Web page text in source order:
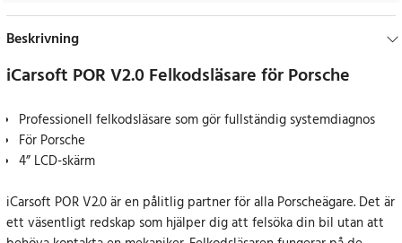
Beskrivning
iCarsoft POR V2.0 Felkodsläsare för Porsche
Professionell felkodsläsare som gör fullständig systemdiagnos
För Porsche
4” LCD-skärm
iCarsoft POR V2.0 är en pålitlig partner för alla Porscheägare. Det är
ett väsentligt redskap som hjälper dig att felsöka din bil utan att